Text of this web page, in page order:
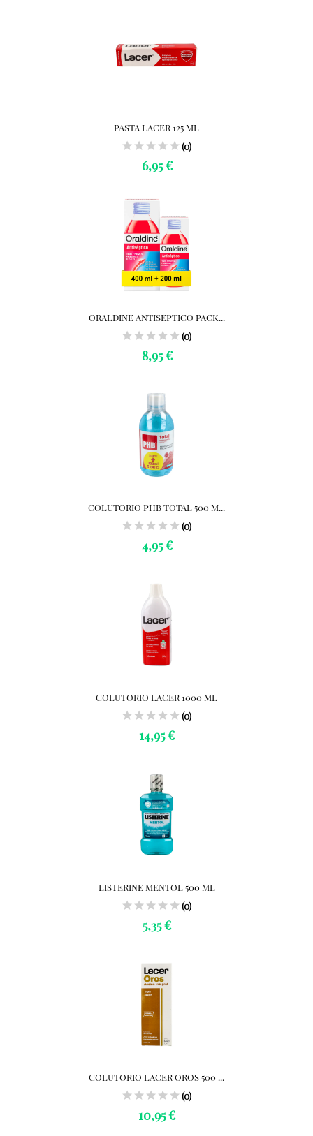
PASTA LACER 125 ML
(0)
6,95 €
ORALDINE ANTISEPTICO PACK...
(0)
8,95 €
COLUTORIO PHB TOTAL 500 M...
(0)
4,95 €
COLUTORIO LACER 1000 ML
(0)
14,95 €
LISTERINE MENTOL 500 ML
(0)
5,35 €
COLUTORIO LACER OROS 500 ...
(0)
10,95 €